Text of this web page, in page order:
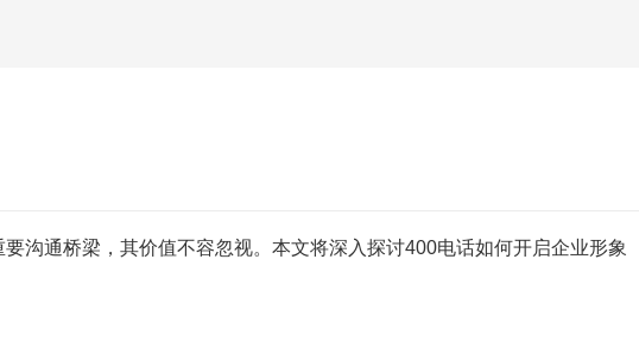
沟通桥梁，其价值不容忽视。本文将深入探讨400电话如何开启企业形象